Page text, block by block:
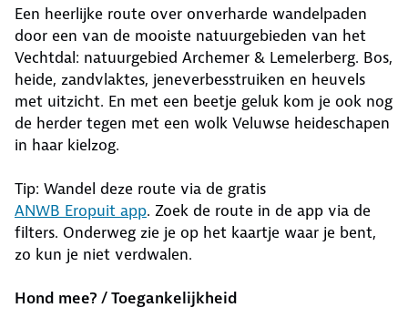
Een heerlijke route over onverharde wandelpaden
door een van de mooiste natuurgebieden van het
Vechtdal: natuurgebied Archemer & Lemelerberg. Bos,
heide, zandvlaktes, jeneverbesstruiken en heuvels
met uitzicht. En met een beetje geluk kom je ook nog
de herder tegen met een wolk Veluwse heideschapen
in haar kielzog.
Tip: Wandel deze route via de gratis
ANWB Eropuit app. Zoek de route in de app via de
filters. Onderweg zie je op het kaartje waar je bent,
zo kun je niet verdwalen.
Hond mee? / Toegankelijkheid